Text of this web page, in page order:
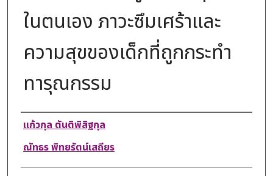
ในตนเอง ภาวะซึมเศร้าและ
ความสุขของเด็กที่ถูกกระทำ
ทารุณกรรม
Authors
แก้วกุล ตันติพิสิฐกุล
ณัทธร พิทยรัตน์เสถียร